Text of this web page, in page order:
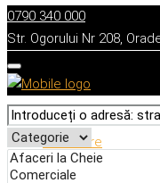
0790 340 000
Str. Ogorului Nr 208,
Descriere
Caracteristici